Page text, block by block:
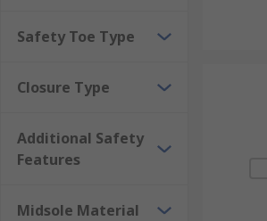
Safety Toe Type
Closure Type
Additional Safety
Features
Midsole Material